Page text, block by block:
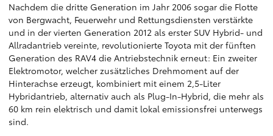
Nachdem die dritte Generation im Jahr 2006 sogar die Flotte
von Bergwacht, Feuerwehr und Rettungsdiensten verstärkte
und in der vierten Generation 2012 als erster SUV Hybrid- und
Allradantrieb vereinte, revolutionierte Toyota mit der fünften
Generation des RAV4 die Antriebstechnik erneut: Ein zweiter
Elektromotor, welcher zusätzliches Drehmoment auf der
Hinterachse erzeugt, kombiniert mit einem 2,5-Liter
Hybridantrieb, alternativ auch als Plug-In-Hybrid, die mehr als
60 km rein elektrisch und damit lokal emissionsfrei unterwegs
sind.